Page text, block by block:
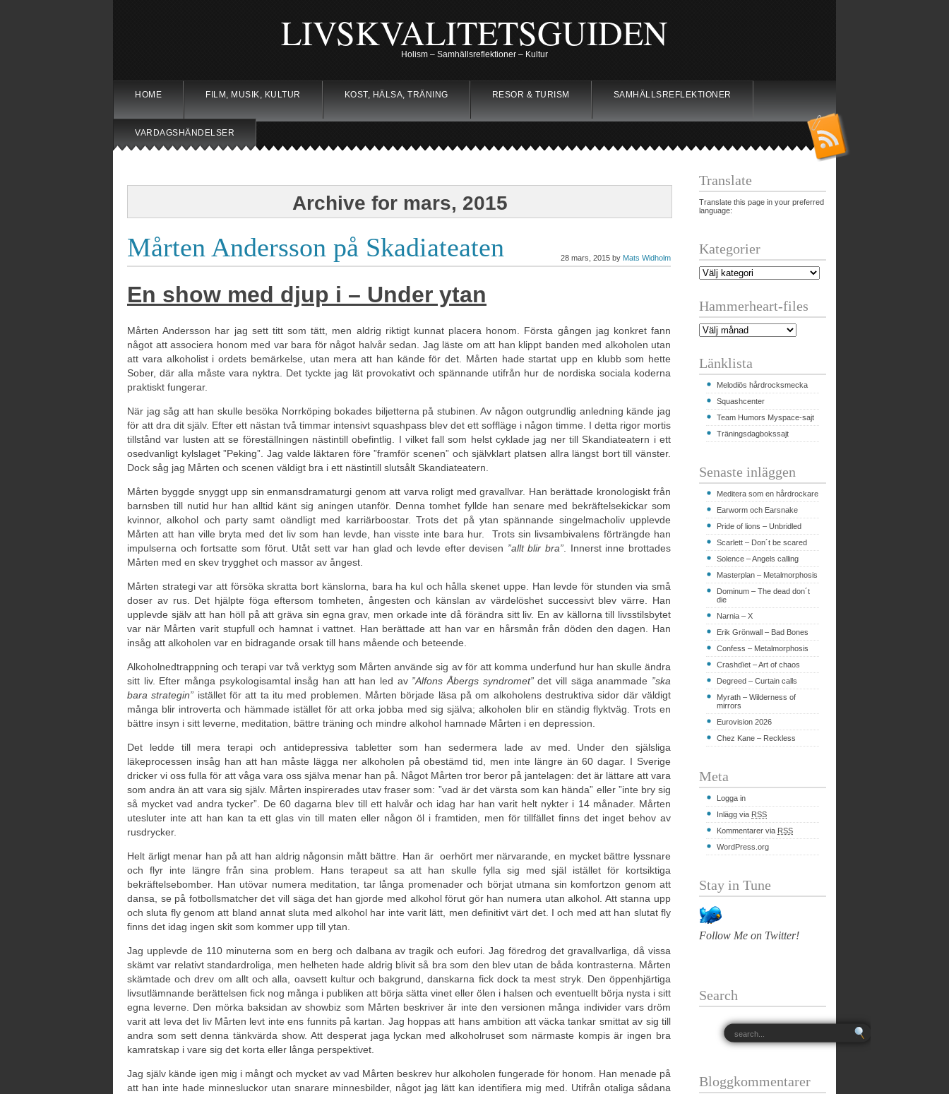
LIVSKVALITETSGUIDEN
Holism – Samhällsreflektioner – Kultur
HOME FILM, MUSIK, KULTUR KOST, HÄLSA, TRÄNING RESOR & TURISM SAMHÄLLSREFLEKTIONER
VARDAGSHÄNDELSER
Archive for mars, 2015
Mårten Andersson på Skadiateaten 28 mars, 2015 by Mats Widholm
En show med djup i – Under ytan
Mårten Andersson har jag sett titt som tätt, men aldrig riktigt kunnat placera honom. Första gången jag konkret fann
något att associera honom med var bara för något halvår sedan. Jag läste om att han klippt banden med alkoholen utan
att vara alkoholist i ordets bemärkelse, utan mera att han kände för det. Mårten hade startat upp en klubb som hette
Sober, där alla måste vara nyktra. Det tyckte jag lät provokativt och spännande utifrån hur de nordiska sociala koderna
praktiskt fungerar.
När jag såg att han skulle besöka Norrköping bokades biljetterna på stubinen. Av någon outgrundlig anledning kände jag
för att dra dit själv. Efter ett nästan två timmar intensivt squashpass blev det ett soffläge i någon timme. I detta rigor mortis
tillstånd var lusten att se föreställningen nästintill obefintlig. I vilket fall som helst cyklade jag ner till Skandiateatern i ett
osedvanligt kylslaget ”Peking”. Jag valde läktaren före ”framför scenen” och självklart platsen allra längst bort till vänster.
Dock såg jag Mårten och scenen väldigt bra i ett nästintill slutsålt Skandiateatern.
Mårten byggde snyggt upp sin enmansdramaturgi genom att varva roligt med gravallvar. Han berättade kronologiskt från
barnsben till nutid hur han alltid känt sig aningen utanför. Denna tomhet fyllde han senare med bekräftelsekickar som
kvinnor, alkohol och party samt oändligt med karriärboostar. Trots det på ytan spännande singelmacholiv upplevde
Mårten att han ville bryta med det liv som han levde, han visste inte bara hur. Trots sin livsambivalens förträngde han
impulserna och fortsatte som förut. Utåt sett var han glad och levde efter devisen ”allt blir bra” . Innerst inne brottades
Mårten med en skev trygghet och massor av ångest.
Mårten strategi var att försöka skratta bort känslorna, bara ha kul och hålla skenet uppe. Han levde för stunden via små
doser av rus. Det hjälpte föga eftersom tomheten, ångesten och känslan av värdelöshet successivt blev värre. Han
upplevde själv att han höll på att gräva sin egna grav, men orkade inte då förändra sitt liv. En av källorna till livsstilsbytet
var när Mårten varit stupfull och hamnat i vattnet. Han berättade att han var en hårsmån från döden den dagen. Han
insåg att alkoholen var en bidragande orsak till hans mående och beteende.
Alkoholnedtrappning och terapi var två verktyg som Mårten använde sig av för att komma underfund hur han skulle ändra
sitt liv. Efter många psykologisamtal insåg han att han led av ”Alfons Åbergs syndromet”det vill säga anammade ”ska
bara strategin” istället för att ta itu med problemen. Mårten började läsa på om alkoholens destruktiva sidor där väldigt
många blir introverta och hämmade istället för att orka jobba med sig själva; alkoholen blir en ständig flyktväg. Trots en
bättre insyn i sitt leverne, meditation, bättre träning och mindre alkohol hamnade Mårten i en depression.
Det ledde till mera terapi och antidepressiva tabletter som han sedermera lade av med. Under den själsliga
läkeprocessen insåg han att han måste lägga ner alkoholen på obestämd tid, men inte längre än 60 dagar. I Sverige
dricker vi oss fulla för att våga vara oss själva menar han på. Något Mårten tror beror på jantelagen: det är lättare att vara
som andra än att vara sig själv. Mårten inspirerades utav fraser som: ”vad är det värsta som kan hända” eller ”inte bry sig
så mycket vad andra tycker”. De 60 dagarna blev till ett halvår och idag har han varit helt nykter i 14 månader. Mårten
utesluter inte att han kan ta ett glas vin till maten eller någon öl i framtiden, men för tillfället finns det inget behov av
rusdrycker.
Helt ärligt menar han på att han aldrig någonsin mått bättre. Han är oerhört mer närvarande, en mycket bättre lyssnare
och flyr inte längre från sina problem. Hans terapeut sa att han skulle fylla sig med själ istället för kortsiktiga
bekräftelsebomber. Han utövar numera meditation, tar långa promenader och börjat utmana sin komfortzon genom att
dansa, se på fotbollsmatcher det vill säga det han gjorde med alkohol förut gör han numera utan alkohol. Att stanna upp
och sluta fly genom att bland annat sluta med alkohol har inte varit lätt, men definitivt värt det. I och med att han slutat fly
finns det idag ingen skit som kommer upp till ytan.
Jag upplevde de 110 minuterna som en berg och dalbana av tragik och eufori. Jag föredrog det gravallvarliga, då vissa
skämt var relativt standardroliga, men helheten hade aldrig blivit så bra som den blev utan de båda kontrasterna. Mårten
skämtade och drev om allt och alla, oavsett kultur och bakgrund, danskarna fick dock ta mest stryk. Den öppenhjärtiga
livsutlämnande berättelsen fick nog många i publiken att börja sätta vinet eller ölen i halsen och eventuellt börja nysta i sitt
egna leverne. Den mörka baksidan av showbiz som Mårten beskriver är inte den versionen många individer vars dröm
varit att leva det liv Mårten levt inte ens funnits på kartan. Jag hoppas att hans ambition att väcka tankar smittat av sig till
andra som sett denna tänkvärda show. Att desperat jaga lyckan med alkoholruset som närmaste kompis är ingen bra
kamratskap i vare sig det korta eller långa perspektivet.
Jag själv kände igen mig i mångt och mycket av vad Mårten beskrev hur alkoholen fungerade för honom. Han menade på
att han inte hade minnesluckor utan snarare minnesbilder, något jag lätt kan identifiera mig med. Utifrån otaliga sådana
Translate
Translate this page in your preferred
language:
Kategorier
Hammerheart-files
Länklista
Melodiös hårdrocksmecka
Squashcenter
Team Humors Myspace-sajt
Träningsdagbokssajt
Senaste inläggen
Meditera som en hårdrockare
Earworm och Earsnake
Pride of lions – Unbridled
Scarlett – Don´t be scared
Solence – Angels calling
Masterplan – Metalmorphosis
Dominum – The dead don´t
die
Narnia – X
Erik Grönwall – Bad Bones
Confess – Metalmorphosis
Crashdïet – Art of chaos
Degreed – Curtain calls
Myrath – Wilderness of
mirrors
Eurovision 2026
Chez Kane – Reckless
Meta
Logga in
Inlägg via RSS
Kommentarer via RSS
WordPress.org
Stay in Tune
Follow Me on Twitter!
Search
Bloggkommentarer